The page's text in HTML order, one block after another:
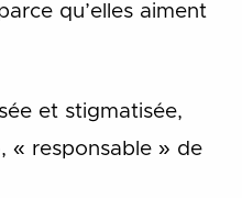
qu’elles aiment
et stigmatisée,
« responsable » de